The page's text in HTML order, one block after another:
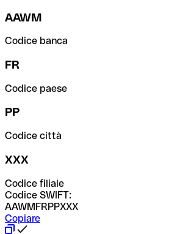
AAWM
Codice banca
FR
Codice paese
PP
Codice città
XXX
Codice filiale
Codice SWIFT:
AAWMFRPPXXX
Copiare